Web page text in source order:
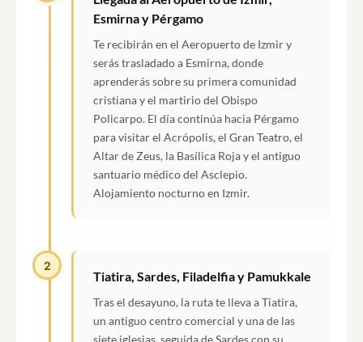
Esmirna y Pérgamo
Te recibirán en el Aeropuerto de Izmir y
serás trasladado a Esmirna, donde
aprenderás sobre su primera comunidad
cristiana y el martirio del Obispo
Policarpo. El día continúa hacia Pérgamo
para visitar el Acrópolis, el Gran Teatro, el
Altar de Zeus, la Basílica Roja y el antiguo
santuario médico del Asclepio.
Alojamiento nocturno en Izmir.
2
Tiatira, Sardes, Filadelfia y Pamukkale
Tras el desayuno, la ruta te lleva a Tiatira,
un antiguo centro comercial y una de las
siete iglesias, seguida de Sardes con su